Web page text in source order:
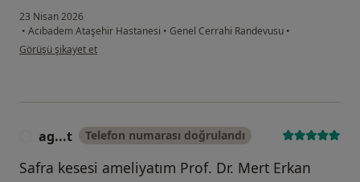
23 Nisan 2026
• Acıbadem Ataşehir Hastanesi • Genel Cerrahi Randevusu •
kullanıcının görüşüne göre mu...n
Görüşü şikayet et
ag...t Telefon numarası doğrulandı
Safra kesesi ameliyatım Prof. Dr. Mert Erkan